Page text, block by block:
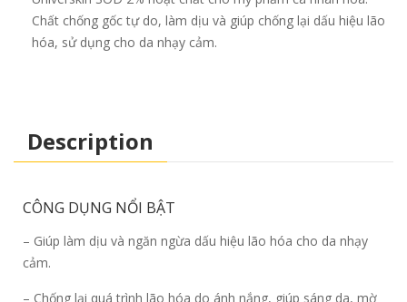
Chất chống gốc tự do, làm dịu và giúp chống lại dấu hiệu lão
hóa, sử dụng cho da nhạy cảm.
Description
CÔNG DỤNG NỔI BẬT
– Giúp làm dịu và ngăn ngừa dấu hiệu lão hóa cho da nhạy
cảm.
– Chống lại quá trình lão hóa do ánh nắng, giúp sáng da, mờ